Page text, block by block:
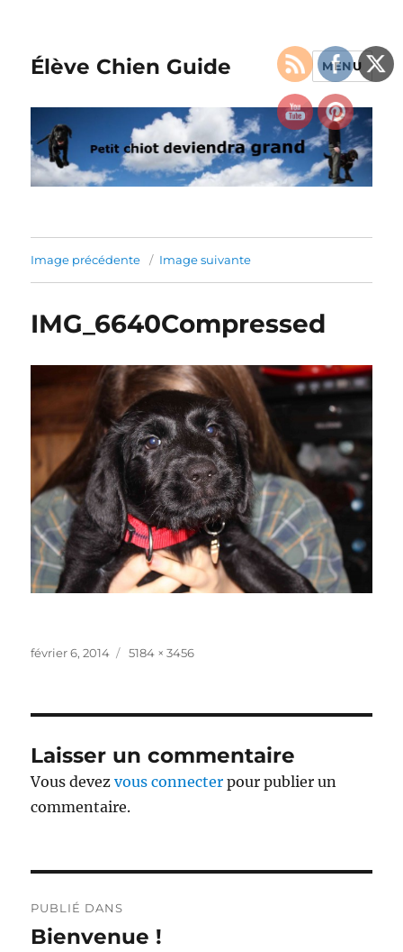
Élève Chien Guide MENU
Image précédente Image suivante
IMG_6640Compressed
Publié
février 6, 2014
Taille
5184 × 3456
Laisser un commentaire
Vous devezvous connecter pour publier un
commentaire.
de
PUBLIÉ DANS
Bienvenue !